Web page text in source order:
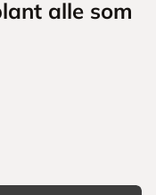
alle som